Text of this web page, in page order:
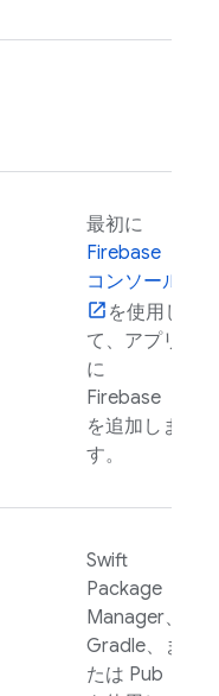
最初に
Firebase
コンソール
を使用し
て、アプリ
に
Firebase
を追加しま
す。
Swift
Package
Manager、
Gradle、ま
たは Pub